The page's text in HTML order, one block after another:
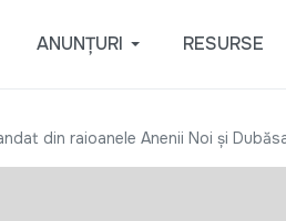
ANUNȚURI RESURSE
din raioanele Anenii Noi și